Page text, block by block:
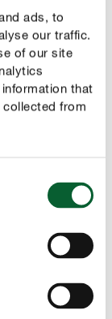
ads, to
our traffic.
of our site
that
collected from
no nosso
de poeiras à
dispersado ou
Aplique o
Para
em
com um
é possível
e outros